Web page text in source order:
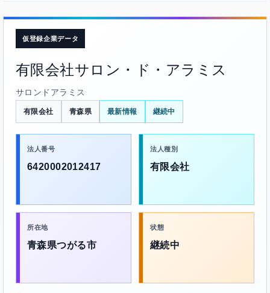
仮登録企業データ
有限会社サロン・ド・アラミス
サロンドアラミス
有限会社 青森県 最新情報 継続中
法人番号
6420002012417
法人種別
有限会社
所在地
青森県つがる市
状態
継続中